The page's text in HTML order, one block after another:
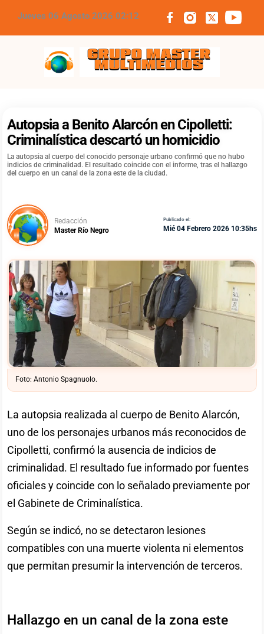
Jueves 06 Agosto 2026 02:12
Grupo Master Multimedios
Autopsia a Benito Alarcón en Cipolletti:
Criminalística descartó un homicidio
La autopsia al cuerpo del conocido personaje urbano confirmó que no hubo
indicios de criminalidad. El resultado coincide con el informe, tras el hallazgo
del cuerpo en un canal de la zona este de la ciudad.
Redacción
Master Río Negro
Publicado el:
Mié 04 Febrero 2026 10:35hs
Foto: Antonio Spagnuolo.
La autopsia realizada al cuerpo de Benito Alarcón,
uno de los personajes urbanos más reconocidos de
Cipolletti, confirmó la ausencia de indicios de
criminalidad. El resultado fue informado por fuentes
oficiales y coincide con lo señalado previamente por
el Gabinete de Criminalística.
Según se indicó, no se detectaron lesiones
compatibles con una muerte violenta ni elementos
que permitan presumir la intervención de terceros.
Hallazgo en un canal de la zona este